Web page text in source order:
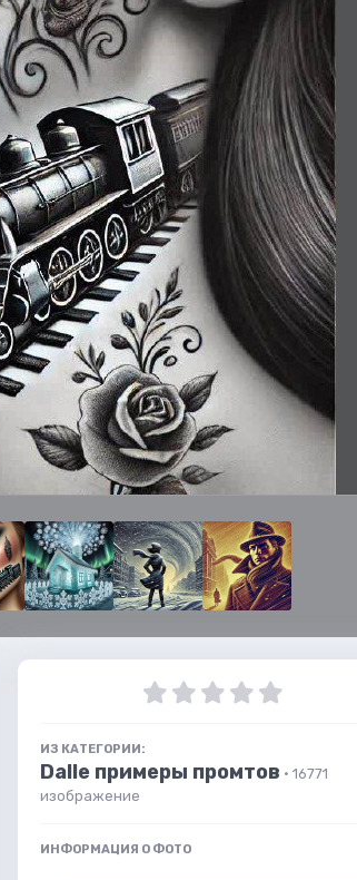
ИЗ КАТЕГОРИИ:
Dalle примеры промтов · 16771
изображение
ИНФОРМАЦИЯ О ФОТО